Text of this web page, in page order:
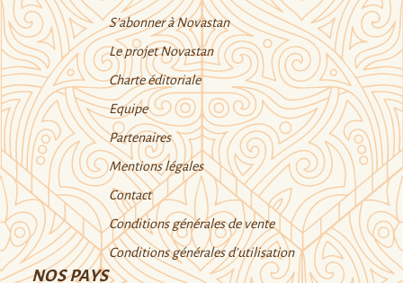
S’abonner à Novastan
Le projet Novastan
Charte éditoriale
Equipe
Partenaires
Mentions légales
Contact
Conditions générales de vente
Conditions générales d’utilisation
NOS PAYS